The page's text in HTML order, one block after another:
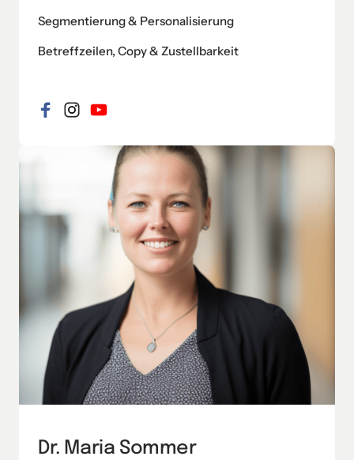
Segmentierung & Personalisierung
Betreffzeilen, Copy & Zustellbarkeit
Dr. Maria Sommer